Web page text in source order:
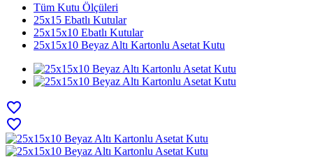
Tüm Kutu Ölçüleri
25x15 Ebatlı Kutular
25x15x10 Ebatlı Kutular
25x15x10 Beyaz Altı Kartonlu Asetat Kutu
favorite_border
favorite_border